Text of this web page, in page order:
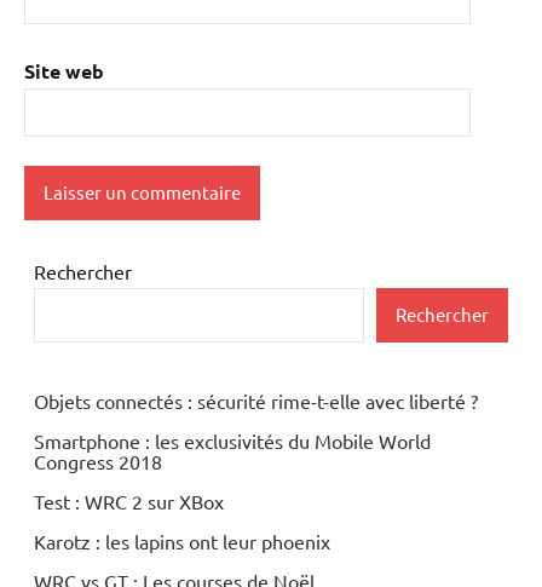
Site web
Rechercher
Rechercher
Objets connectés : sécurité rime-t-elle avec liberté ?
Smartphone : les exclusivités du Mobile World
Congress 2018
Test : WRC 2 sur XBox
Karotz : les lapins ont leur phoenix
WRC vs GT : Les courses de Noël